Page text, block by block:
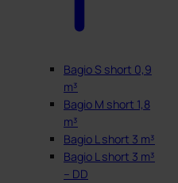
Bagio S short 0,9
m³
Bagio M short 1,8
m³
Bagio L short 3 m³
Bagio L short 3 m³
– DD